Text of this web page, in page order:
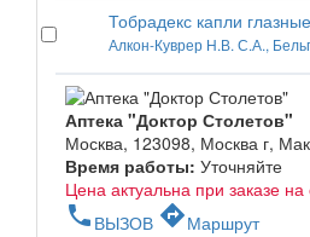
Тобрадекс капли
Алкон-Куврер Н.В. С.А.,
Аптека "Доктор Столетов"
Москва, 123098, Москва г,
Время работы: Уточняйте
Цена актуальна при заказе на
phone ВЫЗОВ directionsМаршрут